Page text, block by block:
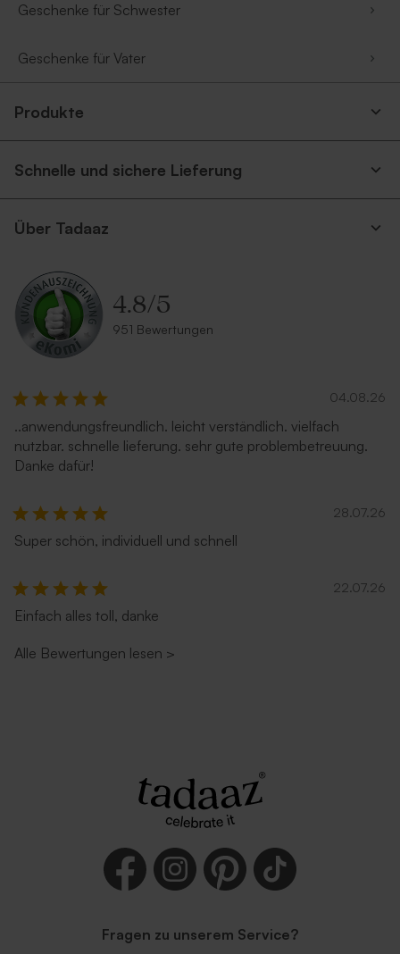
Geschenke für Schwester
Geschenke für Vater
Produkte
Schnelle und sichere Lieferung
Über Tadaaz
4.8/5
951 Bewertungen
04.08.26
..anwendungsfreundlich. leicht verständlich. vielfach
nutzbar. schnelle lieferung. sehr gute problembetreuung.
Danke dafür!
28.07.26
Super schön, individuell und schnell
22.07.26
Einfach alles toll, danke
Alle Bewertungen lesen >
Fragen zu unserem Service?